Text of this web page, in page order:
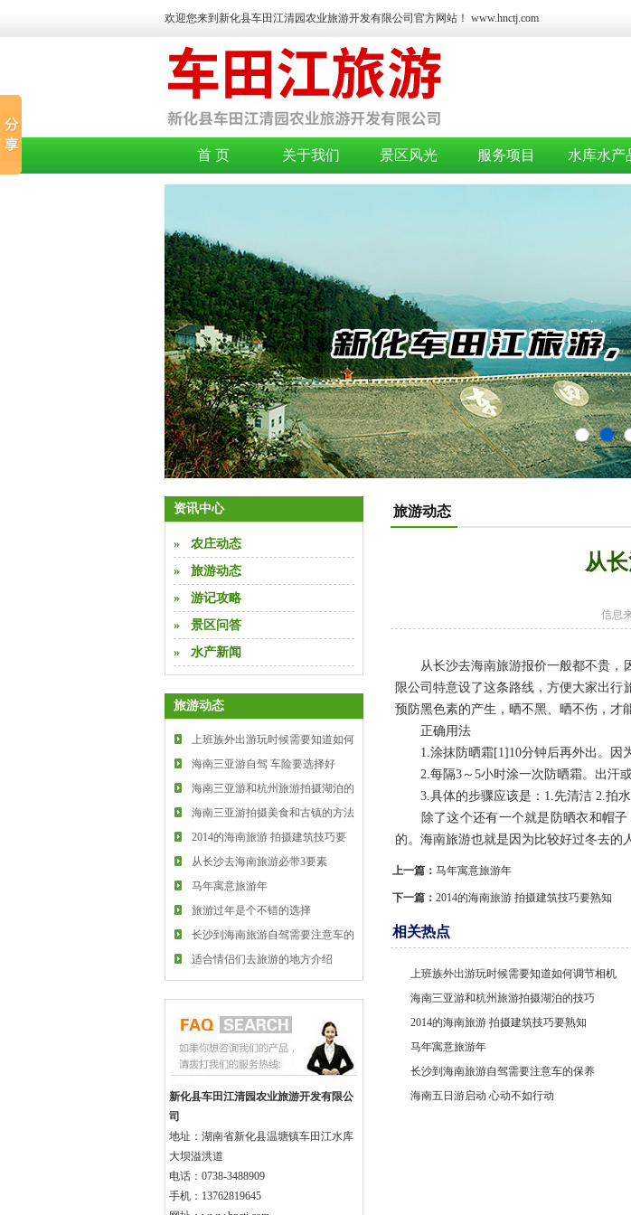
欢迎您来到新化县车田江清园农业旅游开发有限公司官方网站！ www.hnctj.com
首 页 关于我们 景区风光 服务项目 水库水产
资讯中心
» 农庄动态
» 旅游动态
» 游记攻略
» 景区问答
» 水产新闻
旅游动态
上班族外出游玩时候需要知道如何
调节相机
海南三亚游自驾 车险要选择好
海南三亚游和杭州旅游拍摄湖泊的
技巧
海南三亚游拍摄美食和古镇的方法
是什么？
2014的海南旅游 拍摄建筑技巧要
熟知
从长沙去海南旅游必带3要素
马年寓意旅游年
旅游过年是个不错的选择
长沙到海南旅游自驾需要注意车的
保养
适合情侣们去旅游的地方介绍
新化县车田江清园农业旅游开发有限公
司
地址：湖南省新化县温塘镇车田江水库
大坝溢洪道
电话：0738-3488909
手机：13762819645
旅游动态
从
信息
从长沙去海南旅游报价一般都不贵，
限公司特意设了这条路线，方便大家出
预防黑色素的产生，晒不黑、晒不伤，才
正确用法
1.涂抹防晒霜[1]10分钟后再外出。因为
2.每隔3～5小时涂一次防晒霜。出汗或
3.具体的步骤应该是：1.先清洁 2.拍水
除了这个还有一个就是防晒衣和帽子
的。海南旅游也就是因为比较好过冬去的
上一篇： 马年寓意旅游年
下一篇： 2014的海南旅游 拍摄建筑技巧要熟知
相关热点
上班族外出游玩时候需要知道如何调节相机
海南三亚游和杭州旅游拍摄湖泊的技巧
2014的海南旅游 拍摄建筑技巧要熟知
马年寓意旅游年
长沙到海南旅游自驾需要注意车的保养
海南五日游启动 心动不如行动